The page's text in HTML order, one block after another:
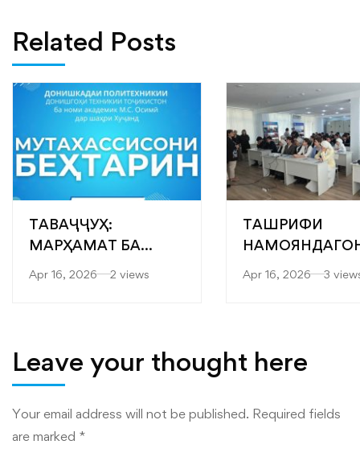
Related Posts
ТАВАҶҶУҲ:
МАРҲАМАТ БА
ЯРМАРКАИ
Apr 16, 2026 2 views
ТАШРИФИ
“САРОБ” БА
РАҚАМИИ
Apr 16, 2026 3
Leave your thought here
Your email address will not be published. Required fields
are marked *